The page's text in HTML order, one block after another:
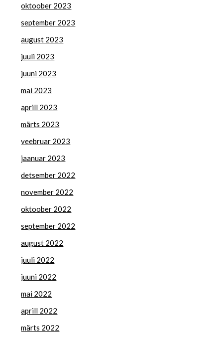
oktoober 2023
september 2023
august 2023
juuli 2023
juuni 2023
mai 2023
aprill 2023
märts 2023
veebruar 2023
jaanuar 2023
detsember 2022
november 2022
oktoober 2022
september 2022
august 2022
juuli 2022
juuni 2022
mai 2022
aprill 2022
märts 2022